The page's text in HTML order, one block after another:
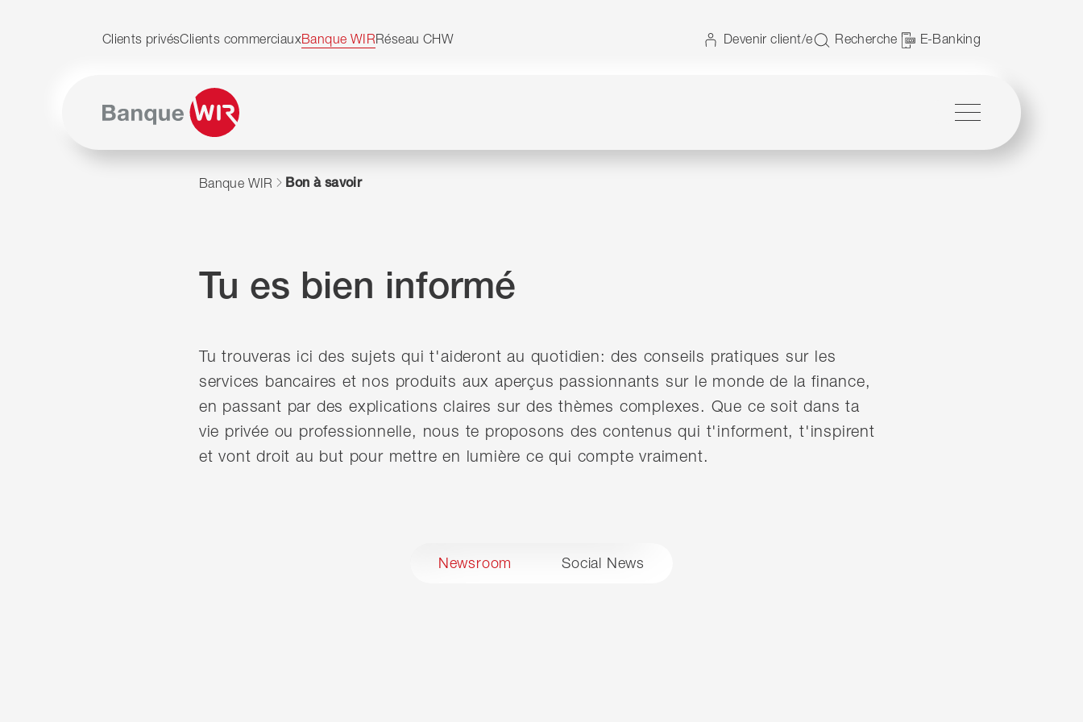
Clients privésClients commerciauxBanque WIRRéseau CHW Devenir client/e Recherche E-Banking
Banque WIR Bon à savoir
Tu es bien informé
Tu trouveras ici des sujets qui t'aideront au quotidien: des conseils pratiques sur les
services bancaires et nos produits aux aperçus passionnants sur le monde de la finance,
en passant par des explications claires sur des thèmes complexes. Que ce soit dans ta
vie privée ou professionnelle, nous te proposons des contenus qui t'informent, t'inspirent
et vont droit au but pour mettre en lumière ce qui compte vraiment.
Newsroom Social News